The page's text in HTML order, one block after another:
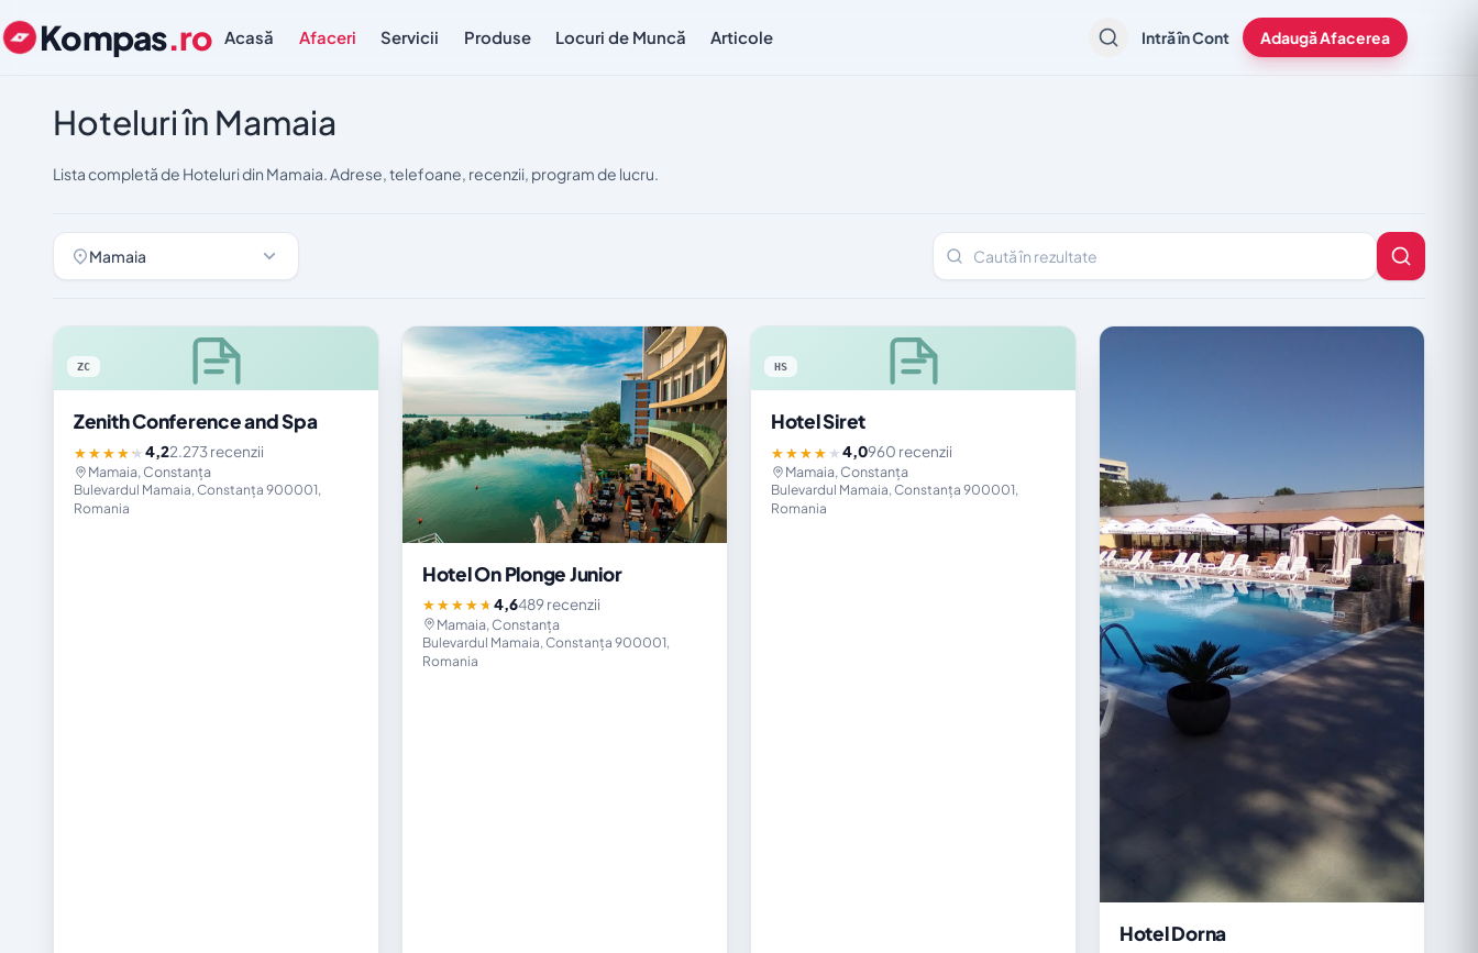
Kompas.ro Acasă Afaceri Servicii Produse Locuri de Muncă Articole Intră în Cont Adaugă Afacerea
Hoteluri în Mamaia
Lista completă de Hoteluri din Mamaia. Adrese, telefoane, recenzii, program de lucru.
Mamaia
Caută în rezultate
ZC
Zenith Conference and Spa
★★★★★4,22.273 recenzii
Mamaia, Constanța
Bulevardul Mamaia, Constanța 900001,
Romania
Hotel On Plonge Junior
★★★★★4,6489 recenzii
Mamaia, Constanța
Bulevardul Mamaia, Constanța 900001,
Romania
HS
Hotel Siret
★★★★★4,0960 recenzii
Mamaia, Constanța
Bulevardul Mamaia, Constanța 900001,
Romania
Hotel Dorna